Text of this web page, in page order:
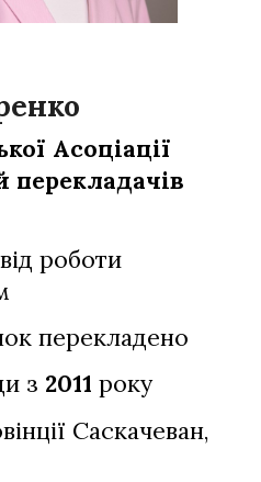
Асоціації
перекладачів
роботи
перекладено
з 2011 року
Саскачеван,